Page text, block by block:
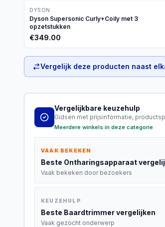
DYSON
Dyson Supersonic Curly+Coily met 3
opzetstukken
€349.00
Vergelijk deze producten naast
Vergelijkbare keuzehulp
Gidsen met prijsinformatie,
Meerdere winkels in deze categorie
VAAK BEKEKEN
Beste Ontharingsapparaat
Vaak bekeken door bezoekers
KEUZEHULP
Beste Baardtrimmervergelijken
Vaak gezocht onderwerp